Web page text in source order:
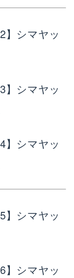
2】シマヤッ
3】シマヤッ
4】シマヤッ
5】シマヤッ
6】シマヤッ